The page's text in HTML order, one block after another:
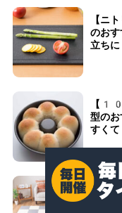
【ニ
のお
立ちに
【
型の
すく
【ニ
ット